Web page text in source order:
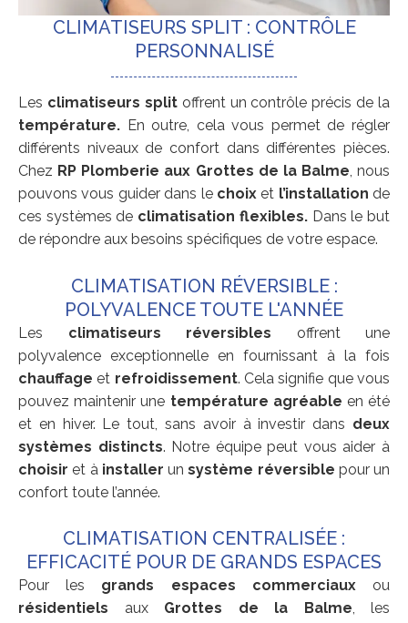
CLIMATISEURS SPLIT : CONTRÔLE
PERSONNALISÉ
Les climatiseurs splitoffrent un contrôle précis de la
température. En outre, cela vous permet de régler
différents niveaux de confort dans différentes pièces.
Chez RP Plomberie aux Grottes de la Balme, nous
pouvons vous guider dans le choixet l’installation de
ces systèmes de climatisation flexibles. Dans le but
de répondre aux besoins spécifiques de votre espace.
CLIMATISATION RÉVERSIBLE :
POLYVALENCE TOUTE L'ANNÉE
Les climatiseurs réversibles offrent une
polyvalence exceptionnelle en fournissant à la fois
chauffage et refroidissement. Cela signifie que vous
pouvez maintenir une température agréable en été
et en hiver. Le tout, sans avoir à investir dans deux
systèmes distincts. Notre équipe peut vous aider à
choisir et à installer unsystème réversible pour un
confort toute l’année.
CLIMATISATION CENTRALISÉE :
EFFICACITÉ POUR DE GRANDS ESPACES
Pour les grands espaces commerciauxou
résidentiels auxGrottes de la Balme, les